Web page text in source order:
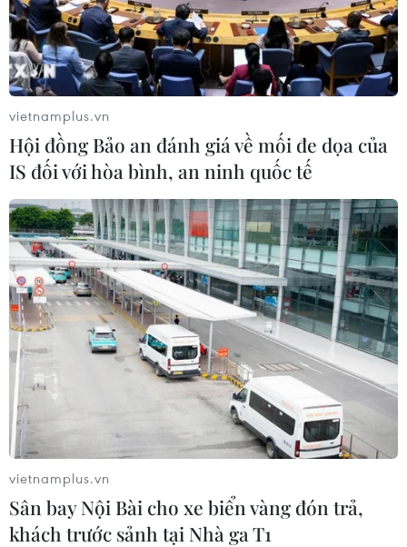
Phước Hòa
12/05/2026 09:31
Cá chết rải rác tại hồ thủy lợi Phước Hòa, Đồng Nai, kéo
dài gần một tuần, ảnh hưởng đến môi trường và khiến
nhiều người dân địa phương lo lắng.
vietnamplus.vn
Hội đồng Bảo an đánh giá về mối đe dọa của
IS đối với hòa bình, an ninh quốc tế
vietnamplus.vn
Sân bay Nội Bài cho xe biển vàng đón trả,
khách trước sảnh tại Nhà ga T1